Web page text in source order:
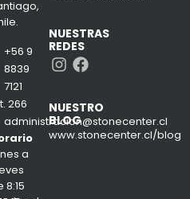
+56 9
8839
7121
266
administracion@stonecenter.cl
a
8:15
NUESTRAS
REDES
Instagram
Facebook
NUESTRO
BLOG
www.stonecenter.cl/blog